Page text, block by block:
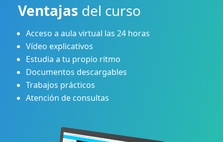
Ventajas del curso
Acceso a aula virtual las 24 horas
Vídeo explicativos
Estudia a tu propio ritmo
Documentos descargables
Trabajos prácticos
Atención de consultas